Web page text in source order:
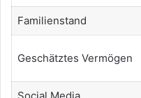
Familienstand
Geschätztes Vermögen